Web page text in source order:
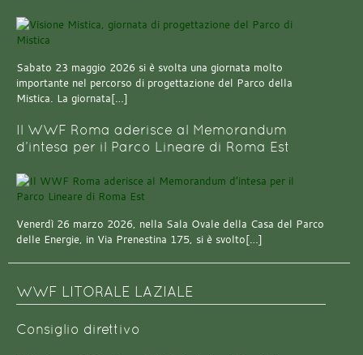
Sabato 23 maggio 2026 si è svolta una giornata molto
importante nel percorso di progettazione del Parco della
Mistica. La giornata[…]
Il WWF Roma aderisce al Memorandum
d’intesa per il Parco Lineare di Roma Est
Venerdì 26 marzo 2026, nella Sala Ovale della Casa del Parco
delle Energie, in Via Prenestina 175, si è svolto[…]
WWF LITORALE LAZIALE
Consiglio direttivo